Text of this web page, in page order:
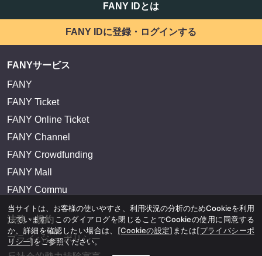
FANY IDとは
FANY IDに登録・ログインする
FANYサービス
FANY
FANY Ticket
FANY Online Ticket
FANY Channel
FANY Crowdfunding
FANY Mall
FANY Commu
法務・規約
プライバシーポリシー
当サイトは、お客様の使いやすさ、利用状況の分析のためCookieを利用
しています。このダイアログを閉じることでCookieの使用に同意する
か、詳細を確認したい場合は、 [Cookieの設定] または[プライバシーポ
リシー]をご参照ください。